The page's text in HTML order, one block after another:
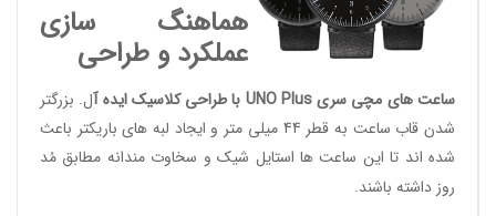
هماهنگ سازی
عملکرد و طراحی
ساعت های مچی سری UNO Plus با طراحی کلاسیک ایده آ
ل. بزرگتر
شدن قاب ساعت به قطر 44 میلی متر و ایجاد لبه های باریکتر باعث
شده اند تا این ساعت ها استایل شیک و سخاوت مندانه مطابق مُد
روز داشته باشند.